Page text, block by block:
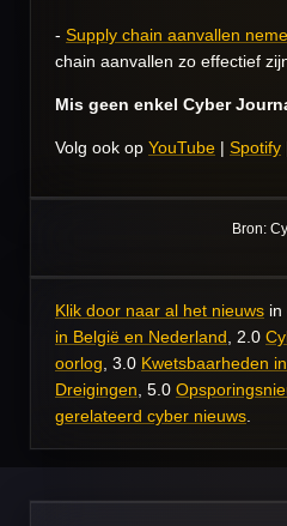
- Supply chain aanvallen
chain aanvallen zo effectief
Mis geen enkel Cyber
Volg ook op YouTube | Spotify
Bron:
Klik door naar al het nieuws in
in België en Nederland, 2.0
oorlog, 3.0 Kwetsbaarheden
Dreigingen, 5.0
gerelateerd cyber nieuws.